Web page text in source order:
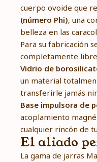
cuerpo ovoide que
(número Phi), una
belleza en las
Para su fabricación
completamente
Vidrio de
un material
transferirle jamás
Base impulsora de
acoplamiento
cualquier rincón de
El aliado
La gama de jarras